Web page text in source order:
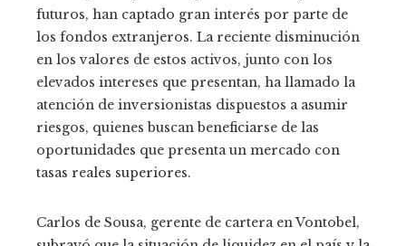
futuros, han captado gran interés por parte de
los fondos extranjeros. La reciente disminución
en los valores de estos activos, junto con los
elevados intereses que presentan, ha llamado la
atención de inversionistas dispuestos a asumir
riesgos, quienes buscan beneficiarse de las
oportunidades que presenta un mercado con
tasas reales superiores.
Carlos de Sousa, gerente de cartera en Vontobel,